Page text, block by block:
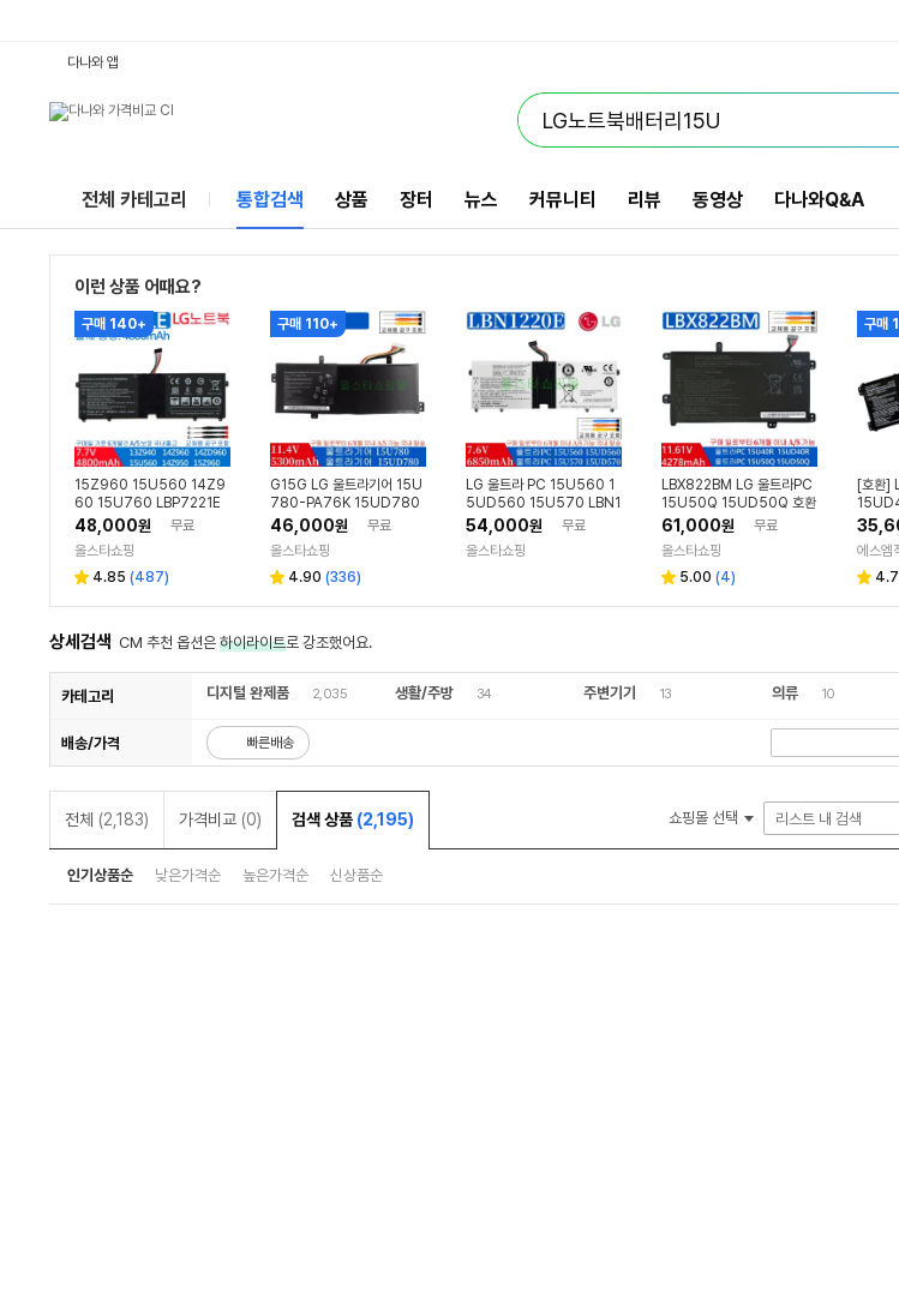
다나와 앱
전체 카테고리 통합검색 상품 장터 뉴스 커뮤니티 리뷰 동영상 다나와Q&A
이런 상품 어때요?
구매 140+
15Z960 15U560 14Z9
60 15U760 LBP7221E
LBG722VH LBM722YE
LG 그램 노트북 배터리
48,000원
무료
올스타쇼핑
4.85 (487)
구매 110+
G15G LG 울트라기어 15U
780-PA76K 15UD780
-PX50K PX70K C
46,000원
무료
올스타쇼핑
4.90 (336)
LG 울트라 PC 15U560 1
5UD560 15U570 LBN1
220E 노트북 배터리
54,000원
무료
올스타쇼핑
LBX822BM LG 울트라PC
15U50Q 15UD50Q 호환
용 배터리
61,000원
무료
올스타쇼핑
5.00 (4)
구매
[호환]
U-
에스엠
상세검색 CM 추천 옵션은 하이라이트로 강조했어요.
카테고리 디지털 완제품 2,035 생활/주방 34 주변기기 13 의류 10
배송/가격 빠른배송
전체 (2,183) 가격비교 (0) 검색 상품 (2,195) 쇼핑몰 선택
인기상품순 낮은가격순 높은가격순 신상품순